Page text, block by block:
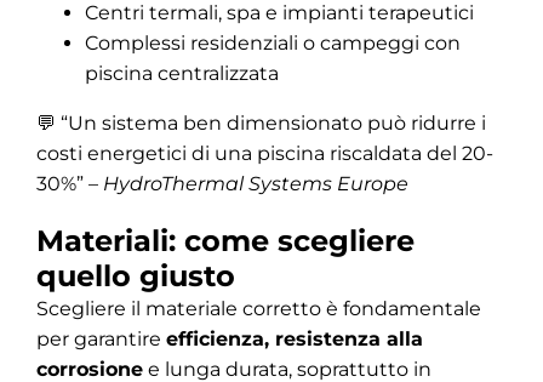
Centri termali, spa e impianti terapeutici
Complessi residenziali o campeggi con
piscina centralizzata
💬 “Un sistema ben dimensionato può ridurre i
costi energetici di una piscina riscaldata del 20-
30%” – HydroThermal Systems Europe
Materiali: come scegliere
quello giusto
Scegliere il materiale corretto è fondamentale
per garantire efficienza, resistenza alla
corrosionee lunga durata, soprattutto in